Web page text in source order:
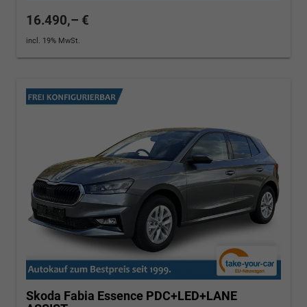
16.490,– €
incl. 19% MwSt.
Skoda Fabia Essence PDC+LED+LANE